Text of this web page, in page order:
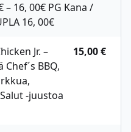
– 16, 00€ PG Kana /
16, 00€
Jr. –
BBQ,
-juustoa
15,00 €